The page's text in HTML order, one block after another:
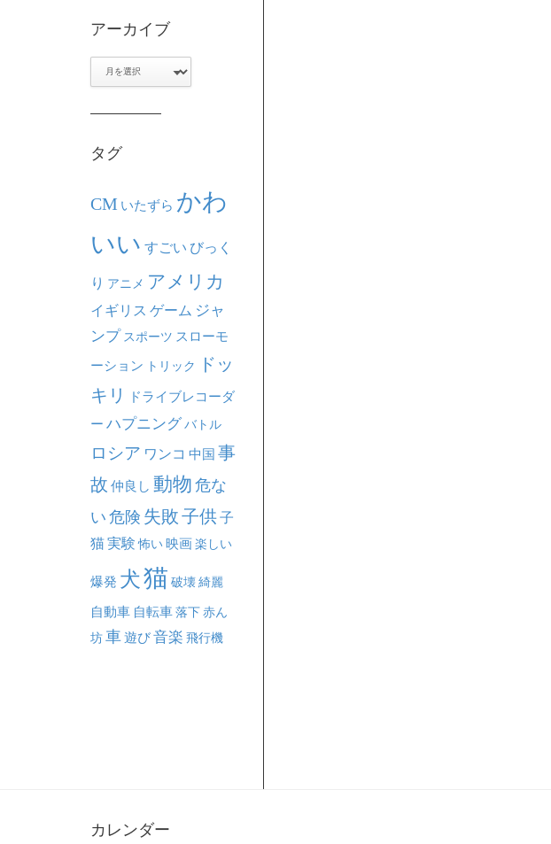
アーカイブ
タグ
CM いたずら かわ
いい すごい びっく
り アニメ アメリカ
イギリス ゲーム ジャ
ンプ スポーツ スローモ
ーション トリック
ドッ
キリ
ドライブレコーダ
ー ハプニング バトル
ロシア ワンコ 中国 事
故 仲良し 動物 危な
い 危険 失敗子供子
猫実験 怖い映画楽しい
爆発 犬猫 破壊綺麗
自動車 自転車落下赤ん
坊車遊び音楽 飛行機
カレンダー